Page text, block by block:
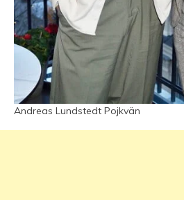
Andreas Lundstedt Pojkvän